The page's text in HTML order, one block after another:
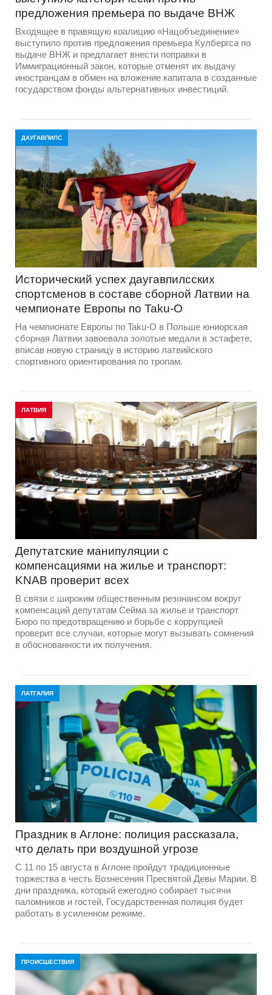
предложения премьера по выдаче ВНЖ
Входящее в правящую коалицию «Нацобъединение»
выступило против предложения премьера Кулбергса по
выдаче ВНЖ и предлагает внести поправки в
Иммиграционный закон, которые отменят их выдачу
иностранцам в обмен на вложение капитала в созданные
государством фонды альтернативных инвестиций.
ДАУГАВПИЛС
Исторический успех даугавпилсских
спортсменов в составе сборной Латвии на
чемпионате Европы по Taku-O
На чемпионате Европы по Taku-O в Польше юниорская
сборная Латвии завоевала золотые медали в эстафете,
вписав новую страницу в историю латвийского
спортивного ориентирования по тропам.
ЛАТВИЯ
Депутатские манипуляции с
компенсациями на жилье и транспорт:
KNAB проверит всех
В связи с широким общественным резонансом вокруг
компенсаций депутатам Сейма за жилье и транспорт
Бюро по предотвращению и борьбе с коррупцией
проверит все случаи, которые могут вызывать сомнения
в обоснованности их получения.
ЛАТГАЛИЯ
Праздник в Аглоне: полиция рассказала,
что делать при воздушной угрозе
С 11 по 15 августа в Аглоне пройдут традиционные
торжества в честь Вознесения Пресвятой Девы Марии. В
дни праздника, который ежегодно собирает тысячи
паломников и гостей, Государственная полиция будет
работать в усиленном режиме.
ПРОИСШЕСТВИЯ